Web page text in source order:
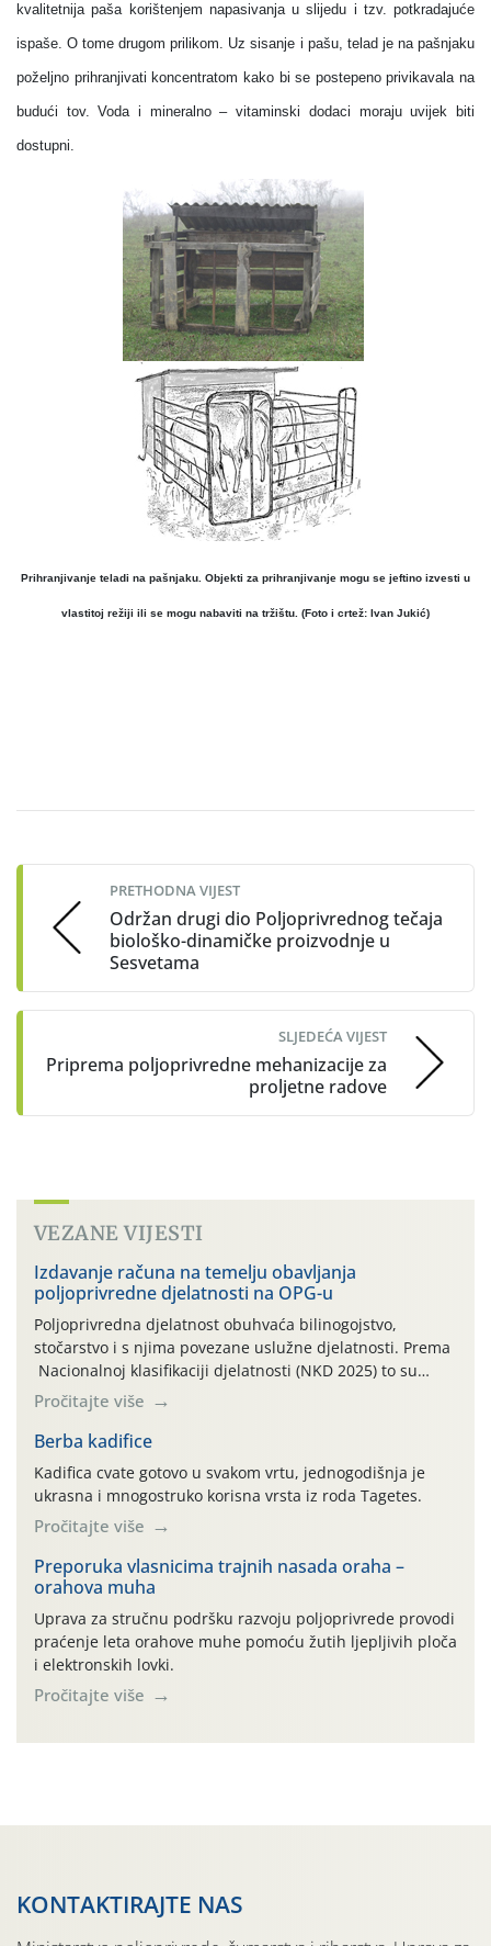
kvalitetnija paša korištenjem napasivanja u slijedu i tzv. potkradajuće
ispaše. O tome drugom prilikom. Uz sisanje i pašu, telad je na pašnjaku
poželjno prihranjivati koncentratom kako bi se postepeno privikavala na
budući tov. Voda i mineralno – vitaminski dodaci moraju uvijek biti
dostupni.
Prihranjivanje teladi na pašnjaku. Objekti za prihranjivanje mogu se jeftino izvesti u
vlastitoj režiji ili se mogu nabaviti na tržištu. (Foto i crtež: Ivan Jukić)
navigation
PRETHODNA VIJEST
Održan drugi dio Poljoprivrednog tečaja
biološko-dinamičke proizvodnje u
Sesvetama
SLJEDEĆA VIJEST
Priprema poljoprivredne mehanizacije za
proljetne radove
VEZANE VIJESTI
Izdavanje računa na temelju obavljanja
poljoprivredne djelatnosti na OPG-u
Poljoprivredna djelatnost obuhvaća bilinogojstvo,
stočarstvo i s njima povezane uslužne djelatnosti. Prema
Nacionalnoj klasifikaciji djelatnosti (NKD 2025) to su
skupne 01.1, 01.2, 01.3, 01.4, 01.5 i 01.6. Djelatnost
prerade poljoprivrednih proizvoda je svako djelovanje na
poljoprivredni proizvod čiji je rezultat proizvod koji
također može biti poljoprivredni proizvod poput npr.
maslinovog ulja, bučinog ulja, vino od […]
Pročitajte više
Berba kadifice
Kadifica cvate gotovo u svakom vrtu, jednogodišnja je
ukrasna i mnogostruko korisna vrsta iz roda Tagetes.
Pročitajte više
Preporuka vlasnicima trajnih nasada oraha –
orahova muha
Uprava za stručnu podršku razvoju poljoprivrede provodi
praćenje leta orahove muhe pomoću žutih ljepljivih ploča
i elektronskih lovki.
Pročitajte više
KONTAKTIRAJTE NAS